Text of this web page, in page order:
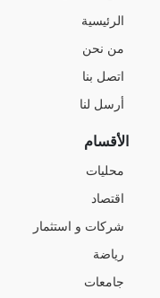
الرئيسية
من نحن
اتصل بنا
أرسل لنا
الأقسام
محليات
اقتصاد
شركات و استثمار
رياضة
جامعات